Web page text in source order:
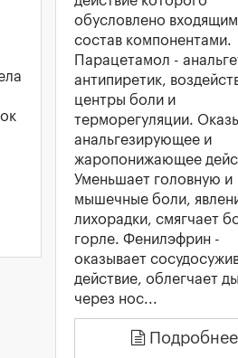
обусловлено
состав компонентами.
Парацетамол -
антипиретик,
центры боли и
терморегуляции.
анальгезирующее и
жаропонижающее
Уменьшает головную и
мышечные боли,
лихорадки, смягчает
горле. Фенилэфрин -
оказывает
действие, облегчает
через нос...
Подробнее